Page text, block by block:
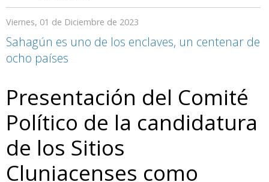
Viernes, 01 de Diciembre de 2023
Sahagún es uno de los enclaves, un centenar de
ocho países
Presentación del Comité
Político de la candidatura
de los Sitios
Cluniacenses como